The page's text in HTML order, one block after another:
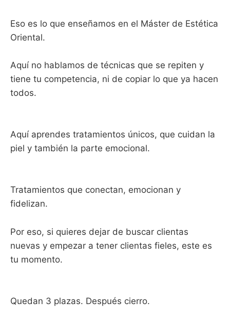
Eso es lo que enseñamos en el Máster de Estética
Oriental.
Aquí no hablamos de técnicas que se repiten y
tiene tu competencia, ni de copiar lo que ya hacen
todos.
Aquí aprendes tratamientos únicos, que cuidan la
piel y también la parte emocional.
Tratamientos que conectan, emocionan y
fidelizan.
Por eso, si quieres dejar de buscar clientas
nuevas y empezar a tener clientas fieles, este es
tu momento.
Quedan 3 plazas. Después cierro.